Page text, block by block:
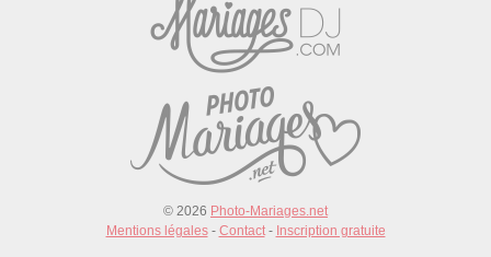
© 2026 Photo-Mariages.net
Mentions légales- Contact- Inscription gratuite